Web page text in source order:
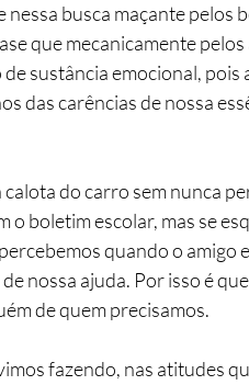
busca maçante pelos
que mecanicamente
sustância emocional, pois
das carências de nossa
calota do carro sem nunca
o boletim escolar, mas se
quando o amigo
nossa ajuda. Por isso é
de quem precisamos.
fazendo, nas atitudes